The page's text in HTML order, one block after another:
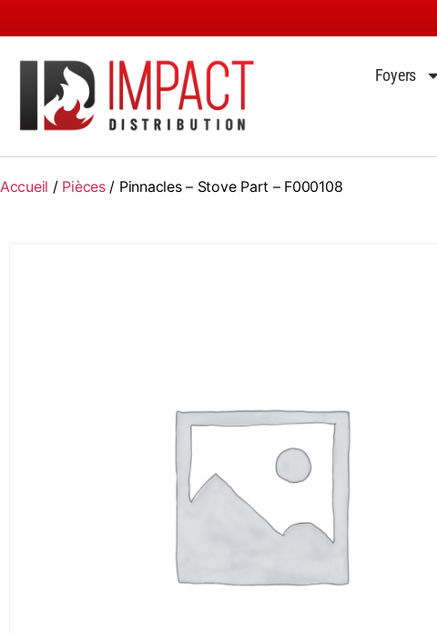
Foyers
Accueil / Pièces/ Pinnacles – Stove Part – F000108